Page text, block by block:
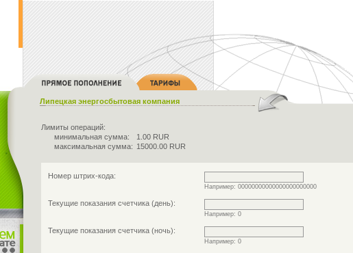
Липецкая энергосбытовая компания
Лимиты операций:
минимальная сумма:
1.00 RUR
максимальная сумма: 15000.00 RUR
Номер штрих-кода:
Например: 00000000000000000000000
Текущие показания счетчика (день):
Например: 0
Текущие показания счетчика (ночь):
Например: 0